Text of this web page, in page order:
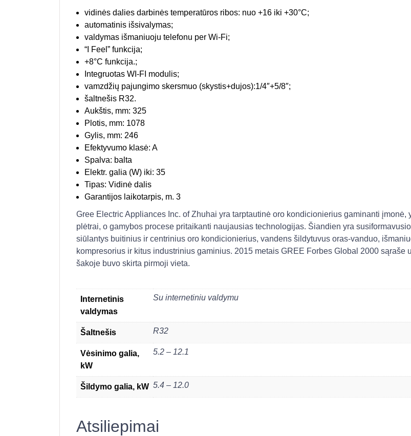
vidinės dalies darbinės temperatūros ribos: nuo +16 iki +30°C;
automatinis išsivalymas;
valdymas išmaniuoju telefonu per Wi-Fi;
“I Feel” funkcija;
+8°C funkcija.;
Integruotas WI-FI modulis;
vamzdžių pajungimo skersmuo (skystis+dujos):1/4″+5/8″;
šaltnešis R32.
Aukštis, mm: 325
Plotis, mm: 1078
Gylis, mm: 246
Efektyvumo klasė: A
Spalva: balta
Elektr. galia (W) iki: 35
Tipas: Vidinė dalis
Garantijos laikotarpis, m. 3
Gree Electric Appliances Inc. of Zhuhai yra tarptautinė oro kondicionierius gaminanti
plėtrai, o gamybos procese pritaikanti naujausias technologijas. Šiandien yra
siūlantys buitinius ir centrinius oro kondicionierius, vandens šildytuvus oras-vanduo,
kompresorius ir kitus industrinius gaminius. 2015 metais GREE Forbes Global 2000
šakoje buvo skirta pirmoji vieta.
Internetinis
valdymas
Su internetiniu valdymu
Šaltnešis R32
Vėsinimo galia,
kW
5.2 – 12.1
Šildymo galia, kW 5.4 – 12.0
Atsiliepimai